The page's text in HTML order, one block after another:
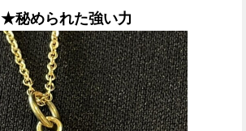
★秘められた強い力